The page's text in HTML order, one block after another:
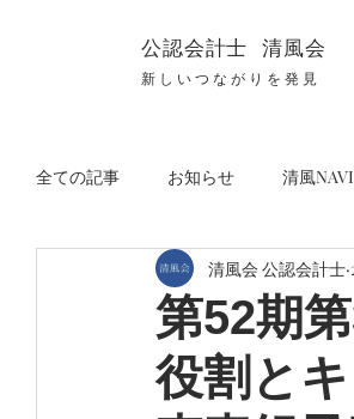
公認会計士 清風会
新しいつながりを発見
全ての記事 お知らせ 清風
第52期
役割と
清風会 公認会計士